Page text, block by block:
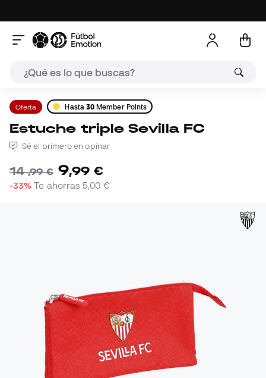
Oferta Hasta 30 Member Points
Estuche triple Sevilla FC
Sé el primero en opinar
14,99 € 9,99 €
-33% Te ahorras5,00 €